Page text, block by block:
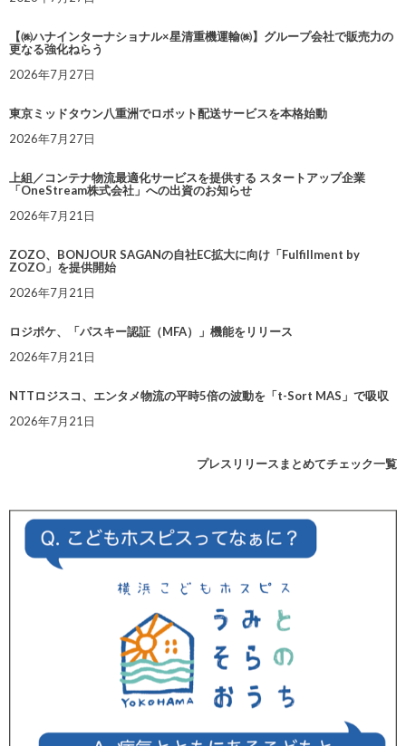
【㈱ハナインターナショナル×星清重機運輸㈱】グループ会社で販売力の
更なる強化ねらう
2026年7月27日
東京ミッドタウン八重洲でロボット配送サービスを本格始動
2026年7月27日
上組／コンテナ物流最適化サービスを提供する スタートアップ企業
「OneStream株式会社」への出資のお知らせ
2026年7月21日
ZOZO、BONJOUR SAGANの自社EC拡大に向け「Fulfillment by
ZOZO」を提供開始
2026年7月21日
ロジポケ、「パスキー認証（MFA）」機能をリリース
2026年7月21日
NTTロジスコ、エンタメ物流の平時5倍の波動を「t-Sort MAS」で吸収
2026年7月21日
プレスリリースまとめてチェック一覧